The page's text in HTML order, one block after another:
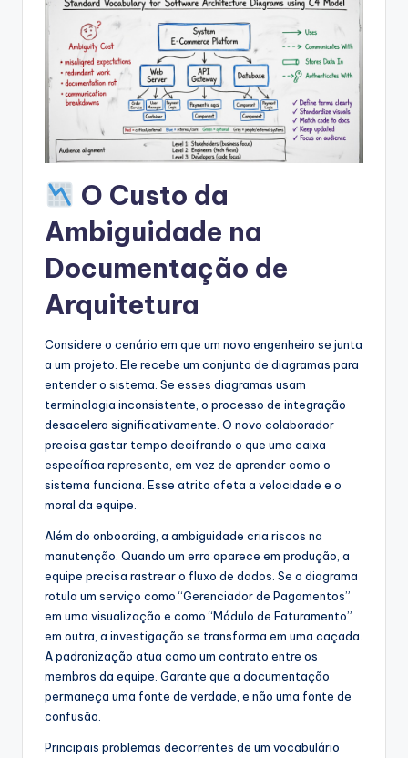
O Custo da
Ambiguidade na
Documentação de
Arquitetura
Considere o cenário em que um novo engenheiro se junta
a um projeto. Ele recebe um conjunto de diagramas para
entender o sistema. Se esses diagramas usam
terminologia inconsistente, o processo de integração
desacelera significativamente. O novo colaborador
precisa gastar tempo decifrando o que uma caixa
específica representa, em vez de aprender como o
sistema funciona. Esse atrito afeta a velocidade e o
moral da equipe.
Além do onboarding, a ambiguidade cria riscos na
manutenção. Quando um erro aparece em produção, a
equipe precisa rastrear o fluxo de dados. Se o diagrama
rotula um serviço como “Gerenciador de Pagamentos”
em uma visualização e como “Módulo de Faturamento”
em outra, a investigação se transforma em uma caçada.
A padronização atua como um contrato entre os
membros da equipe. Garante que a documentação
permaneça uma fonte de verdade, e não uma fonte de
confusão.
Principais problemas decorrentes de um vocabulário